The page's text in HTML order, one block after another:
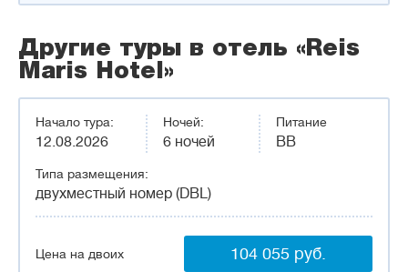
Другие туры в отель «Reis
Maris Hotel»
Начало тура:
12.08.2026
Типа размещения:
двухместный номер (DBL)
Ночей:
6 ночей
Питание
BB
Цена на двоих 104 055 руб.